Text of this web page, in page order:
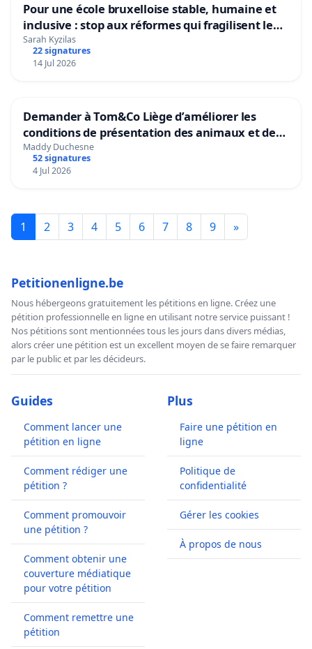
Pour une école bruxelloise stable, humaine et
inclusive : stop aux réformes qui fragilisent le
primaire
Sarah Kyzilas
22 signatures
14 Jul 2026
Demander à Tom&Co Liège d’améliorer les
conditions de présentation des animaux et de
mettre fin à la vente d’animaux en magasin
Maddy Duchesne
52 signatures
4 Jul 2026
1 2 3 4 5 6 7 8 9 »
Petitionenligne.be
Nous hébergeons gratuitement les pétitions en ligne. Créez une
pétition professionnelle en ligne en utilisant notre service puissant !
Nos pétitions sont mentionnées tous les jours dans divers médias,
alors créer une pétition est un excellent moyen de se faire remarquer
par le public et par les décideurs.
Guides
Comment lancer une
pétition en ligne
Comment rédiger une
pétition ?
Comment promouvoir
une pétition ?
Comment obtenir une
couverture médiatique
pour votre pétition
Comment remettre une
pétition
Plus
Faire une pétition en
ligne
Politique de
confidentialité
Gérer les cookies
À propos de nous